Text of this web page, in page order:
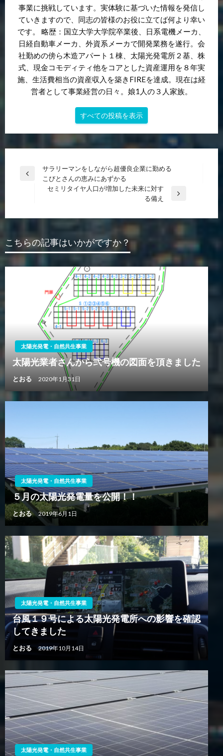
事業に挑戦しています。実体験に基づいた情報を発信し
ていきますので、同志の皆様のお役に立てば何より幸い
です。 略歴：国立大学大学院卒業後、日系電機メーカ、
日経自動車メーカ、外資系メーカで開発業務を遂行。会
社勤めの傍ら木造アパート１棟、太陽光発電所２基、株
式、現金コモディティ他をコアとした資産運用を８年実
施、生活費相当の資産収入を築きFIREを達成。現在は経
営者として事業経営の日々。娘1人の３人家族。
すべての投稿を表示
投
ー
シ
ョ
サラリーマンをしながら超優良企業に勤める
こびとさんの恵みにあずかる
投
セミリタイヤ人口が増加した未来に対す
る備え
こちらの記事はいかがですか？
太陽光発電・自然共生事業
太陽光業者さんから弐号機の図面を頂きました
とおる 2020年1月31日
太陽光発電・自然共生事業
５月の太陽光発電量を公開！！
とおる 2019年6月1日
太陽光発電・自然共生事業
台風１９号による太陽光発電所への影響を確認
してきました
とおる 2019年10月14日
太陽光発電・自然共生事業